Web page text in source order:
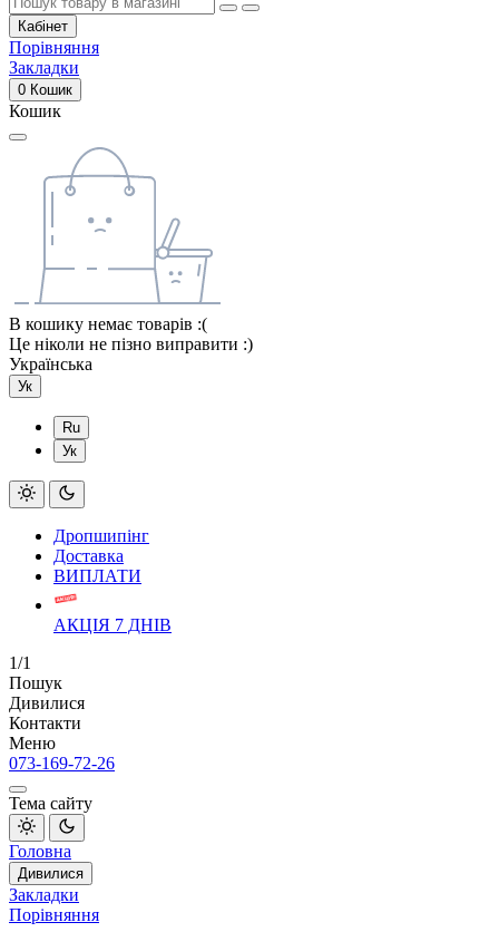
Кабінет
Порівняння
Закладки
0 Кошик
Кошик
В кошику немає товарів :(
Це ніколи не пізно виправити :)
Українська
Ук
Ru
Ук
Дропшипінг
Доставка
ВИПЛАТИ
АКЦІЯ 7 ДНІВ
1/1
Пошук
Дивилися
Контакти
Меню
073-169-72-26
Тема сайту
Головна
Дивилися
Закладки
Порівняння